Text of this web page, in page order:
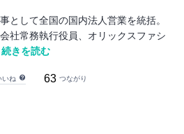
として全国の国内法人営業を統括。
社常務執行役員、オリックスファシ
続きを読む
いね 63 つながり